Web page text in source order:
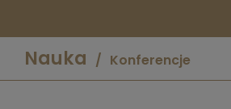
Nauka Konferencje